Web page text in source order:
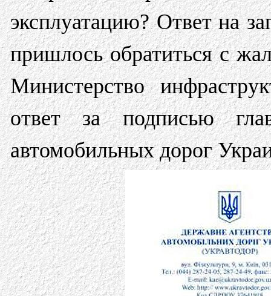
эксплуатацию? Ответ на
пришлось обратиться с
Министерство
ответ за подписью
автомобильных дорог